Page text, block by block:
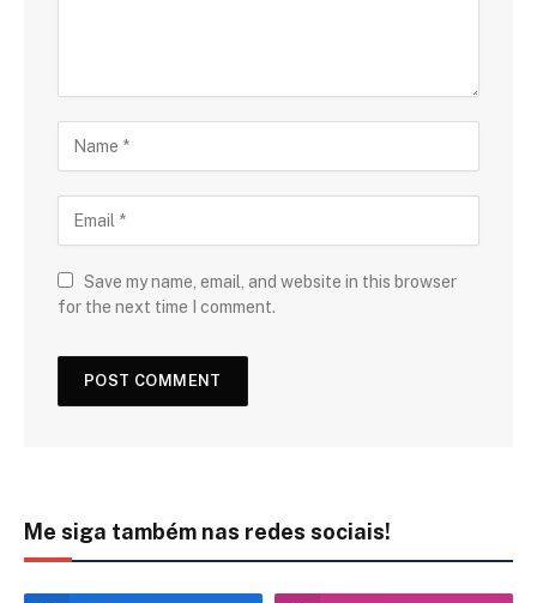
Save my name, email, and website in this browser
for the next time I comment.
Me siga também nas redes sociais!